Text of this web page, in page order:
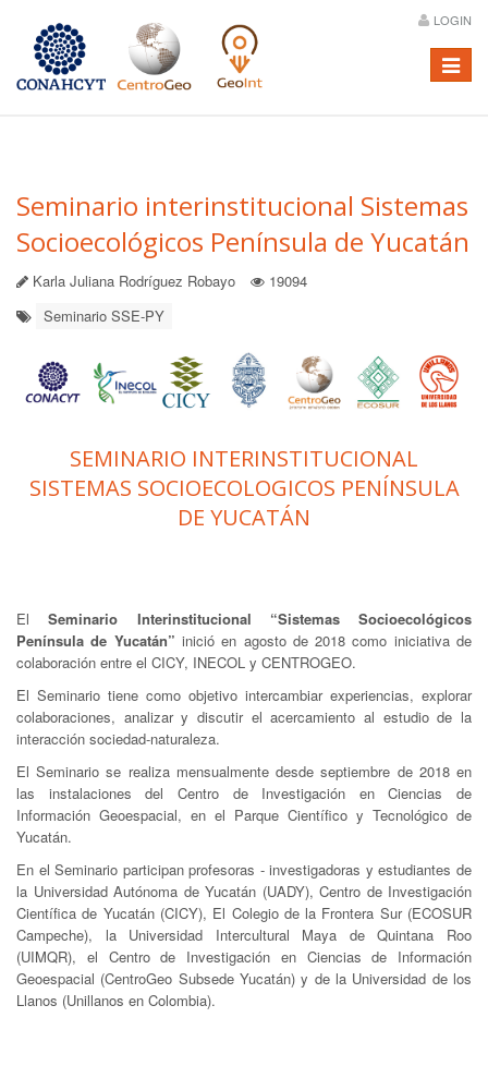
LOGIN
Menú
Seminario interinstitucional Sistemas
Socioecológicos Península de Yucatán
Karla Juliana Rodríguez Robayo
19094
Seminario SSE-PY
SEMINARIO INTERINSTITUCIONAL
SISTEMAS SOCIOECOLOGICOS PENÍNSULA
DE YUCATÁN
ElSeminario Interinstitucional “Sistemas Socioecológicos
Península de Yucatán” inició en agosto de 2018 como iniciativa de
colaboración entre el CICY, INECOL y CENTROGEO.
El Seminario tiene como objetivo intercambiar experiencias, explorar
colaboraciones, analizar y discutir el acercamiento al estudio de la
interacción sociedad-naturaleza.
El Seminario se realiza mensualmente desde septiembre de 2018 en
las instalaciones del Centro de Investigación en Ciencias de
Información Geoespacial, en el Parque Científico y Tecnológico de
Yucatán.
En el Seminario participan profesoras - investigadoras y estudiantes de
la Universidad Autónoma de Yucatán (UADY), Centro de Investigación
Científica de Yucatán (CICY), El Colegio de la Frontera Sur (ECOSUR
Campeche), la Universidad Intercultural Maya de Quintana Roo
(UIMQR), el Centro de Investigación en Ciencias de Información
Geoespacial (CentroGeo Subsede Yucatán) y de la Universidad de los
Llanos (Unillanos en Colombia).